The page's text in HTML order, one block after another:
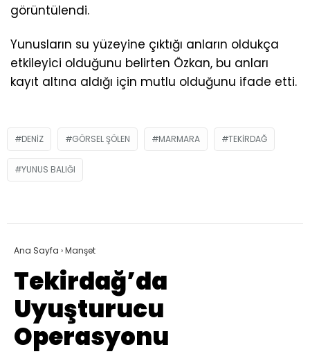
görüntülendi.
Yunusların su yüzeyine çıktığı anların oldukça
etkileyici olduğunu belirten Özkan, bu anları
kayıt altına aldığı için mutlu olduğunu ifade etti.
DENIZ GÖRSEL ŞÖLEN MARMARA TEKIRDAĞ
YUNUS BALIĞI
Ana Sayfa ›Manşet
Tekirdağ’da
Uyuşturucu
Operasyonu